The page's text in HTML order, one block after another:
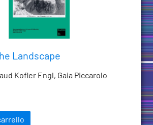
Landscape
Kofler Engl, Gaia Piccarolo